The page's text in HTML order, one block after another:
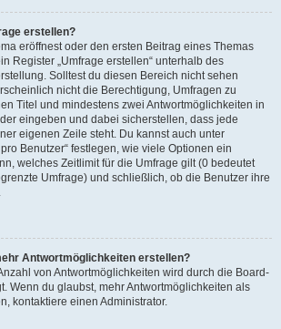
erstellen?
eröffnest oder den ersten Beitrag eines Themas
Register „Umfrage erstellen“ unterhalb des
Solltest du diesen Bereich nicht sehen
nicht die Berechtigung, Umfragen zu
Titel und mindestens zwei Antwortmöglichkeiten in
eingeben und dabei sicherstellen, dass jede
eigenen Zeile steht. Du kannst auch unter
Benutzer“ festlegen, wie viele Optionen ein
welches Zeitlimit für die Umfrage gilt (0 bedeutet
Umfrage) und schließlich, ob die Benutzer ihre
Antwortmöglichkeiten erstellen?
von Antwortmöglichkeiten wird durch die Board-
Wenn du glaubst, mehr Antwortmöglichkeiten als
kontaktiere einen Administrator.